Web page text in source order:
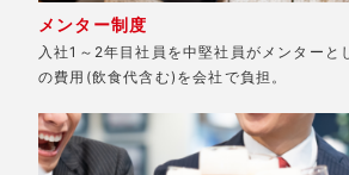
メンター制度
入社1～2年目社員を中堅社員がメンターと
の費用(飲食代含む)を会社で負担。